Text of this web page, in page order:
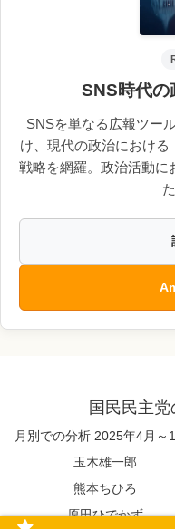
SNS時代の
SNSを単なる広報ツー
け、現代の政治におけ
戦略を網羅。政治活動に
国民民主
月別での分析 2025年4月～
玉木雄一郎
熊本ちひろ
原田ひでかず